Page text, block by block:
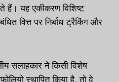
हैं। यह एकीकरण विशिष्ट
वित्त पर निर्बाध ट्रैकिंग और
सलाहकार ने किसी विशेष
स्थापित किया है, तो वे